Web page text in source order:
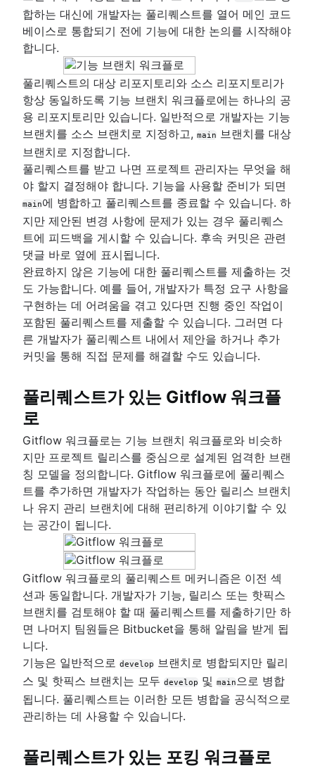
합하는 대신에 개발자는 풀리퀘스트를 열어 메인 코드
베이스로 통합되기 전에 기능에 대한 논의를 시작해야
합니다.
풀리퀘스트의 대상 리포지토리와 소스 리포지토리가
항상 동일하도록 기능 브랜치 워크플로에는 하나의 공
용 리포지토리만 있습니다. 일반적으로 개발자는 기능
브랜치를 소스 브랜치로 지정하고, main
브랜치를 대상
브랜치로 지정합니다.
풀리퀘스트를 받고 나면 프로젝트 관리자는 무엇을 해
야 할지 결정해야 합니다. 기능을 사용할 준비가 되면
main에 병합하고 풀리퀘스트를 종료할 수 있습니다. 하
지만 제안된 변경 사항에 문제가 있는 경우 풀리퀘스
트에 피드백을 게시할 수 있습니다. 후속 커밋은 관련
댓글 바로 옆에 표시됩니다.
완료하지 않은 기능에 대한 풀리퀘스트를 제출하는 것
도 가능합니다. 예를 들어, 개발자가 특정 요구 사항을
구현하는 데 어려움을 겪고 있다면 진행 중인 작업이
포함된 풀리퀘스트를 제출할 수 있습니다. 그러면 다
른 개발자가 풀리퀘스트 내에서 제안을 하거나 추가
커밋을 통해 직접 문제를 해결할 수도 있습니다.
풀리퀘스트가 있는 Gitflow 워크플
로
Gitflow 워크플로는 기능 브랜치 워크플로와 비슷하
지만 프로젝트 릴리스를 중심으로 설계된 엄격한 브랜
칭 모델을 정의합니다. Gitflow 워크플로에 풀리퀘스
트를 추가하면 개발자가 작업하는 동안 릴리스 브랜치
나 유지 관리 브랜치에 대해 편리하게 이야기할 수 있
는 공간이 됩니다.
Gitflow 워크플로의 풀리퀘스트 메커니즘은 이전 섹
션과 동일합니다. 개발자가 기능, 릴리스 또는 핫픽스
브랜치를 검토해야 할 때 풀리퀘스트를 제출하기만 하
면 나머지 팀원들은 Bitbucket을 통해 알림을 받게 됩
니다.
기능은 일반적으로 develop
브랜치로 병합되지만 릴리
스 및 핫픽스 브랜치는 모두 develop 및 main 으로 병합
됩니다. 풀리퀘스트는 이러한 모든 병합을 공식적으로
관리하는 데 사용할 수 있습니다.
풀리퀘스트가 있는 포킹 워크플로